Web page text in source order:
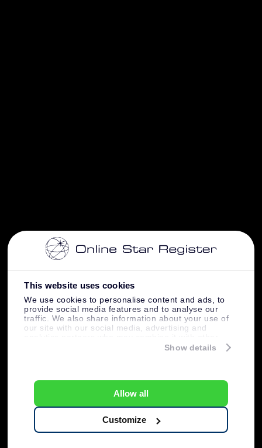
This website uses cookies
We use cookies to personalise content and ads, to
provide social media features and to analyse our
traffic. We also share information about your use of
our site with our social media, advertising and
information that you’ve provided to them or that
Show details
Allow all
Customize